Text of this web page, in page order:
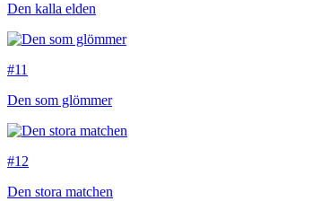
Den kalla elden
#11
Den som glömmer
#12
Den stora matchen